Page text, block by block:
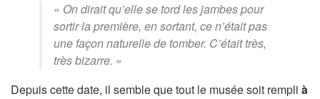
« On dirait qu’elle se tord les jambes pour
sortir la première, en sortant, ce n’était pas
une façon naturelle de tomber. C’était très,
très bizarre. »
Depuis cette date, il semble que tout le musée soit rempli à